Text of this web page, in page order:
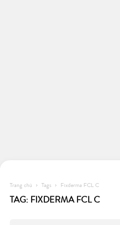
Trang chủ Tags Fixderma FCL C
TAG: FIXDERMA FCL C